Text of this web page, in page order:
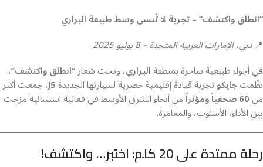
“انطلق واكتشف” – تجربة لا تُنسى وسط طبيعة البراري
📍دبي، الإمارات العربية المتحدة – 8 يوليو 2025
في أجواء طبيعية ساحرة بمنطقةالبراري، وتحت شعار“انطلق واكتشف”،
نظّمتجايكوتجربة قيادة إقليمية حصرية لسيارتها الجديدةJ5، جمعت أكثر
من60 صحفياً ومؤثراً من أنحاء الشرق الأوسط في فعالية استثنائية مزجت
بين الأداء، الأسلوب، والمغامرة.
رحلة ممتدة على 20 كلم: اختبر… واكتشف!